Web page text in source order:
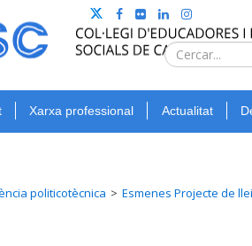
Xarxa professional Actualitat
politicotècnica Esmenes Projecte de